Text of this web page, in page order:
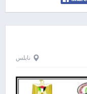
نابلس